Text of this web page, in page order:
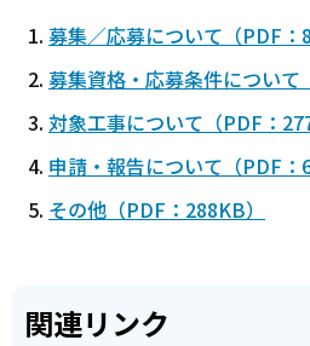
募集／応募について（PDF：
募集資格・応募条件について
対象工事について（PDF：
申請・報告について（PDF：
その他（PDF：288KB）
関連リンク